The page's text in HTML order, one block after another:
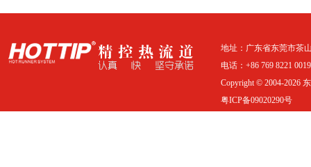
地址：广东省东莞市茶
电话：+86 769 8221
Copyright © 2004-2026
粤ICP备09020290号